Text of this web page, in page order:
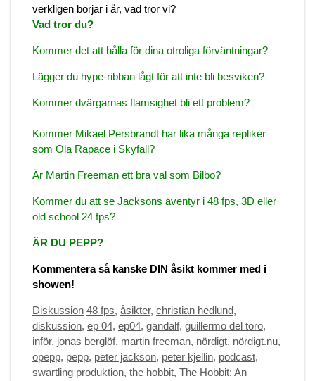
verkligen börjar i år, vad tror vi?
Vad tror du?
Kommer det att hålla för dina otroliga förväntningar?
Lägger du hype-ribban lågt för att inte bli besviken?
Kommer dvärgarnas flamsighet bli ett problem?
Kommer Mikael Persbrandt har lika många repliker
som Ola Rapace i Skyfall?
Är Martin Freeman ett bra val som Bilbo?
Kommer du att se Jacksons äventyr i 48 fps, 3D eller
old school 24 fps?
ÄR DU PEPP?
Kommentera så kanske DIN åsikt kommer med i
showen!
Categories
Diskussion Tags
48 fps, åsikter, christian hedlund,
diskussion, ep 04, ep04, gandalf, guillermo del toro,
inför, jonas berglöf, martin freeman, nördigt, nördigt.nu,
opepp, pepp, peter jackson, peter kjellin, podcast,
swartling produktion, the hobbit, The Hobbit: An